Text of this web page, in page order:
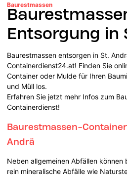
Baurestmassen
Entsorgung in
Baurestmassen entsorgen in St.
Containerdienst24.at! Finden Sie
Container oder Mulde für Ihren
und Müll los.
Erfahren Sie jetzt mehr Infos zum
Containerdienst!
Baurestmassen-
Andrä
Neben allgemeinen Abfällen können
rein mineralische Abfälle wie